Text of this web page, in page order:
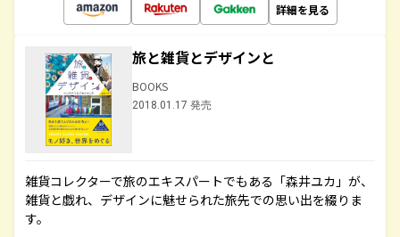
詳細を見る
旅と雑貨とデザインと
BOOKS
2018.01.17 発売
雑貨コレクターで旅のエキスパートでもある「森井ユカ」が、
雑貨と戯れ、デザインに魅せられた旅先での思い出を綴りま
す。